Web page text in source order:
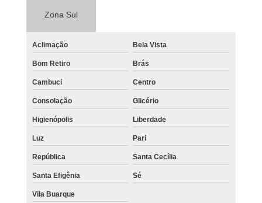
Zona Sul
Aclimação Bela Vista
Bom Retiro Brás
Cambuci Centro
Consolação Glicério
Higienópolis Liberdade
Luz Pari
República Santa Cecília
Santa Efigênia Sé
Vila Buarque